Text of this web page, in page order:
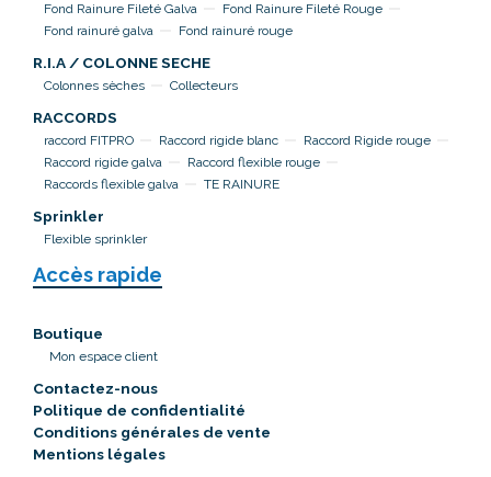
Fond Rainure Fileté Galva
Fond Rainure Fileté Rouge
Fond rainuré galva
Fond rainuré rouge
R.I.A / COLONNE SECHE
Colonnes sèches Collecteurs
RACCORDS
raccord FITPRO Raccord rigide blanc
Raccord Rigide rouge
Raccord rigide galva
Raccord flexible rouge
Raccords flexible galva
TE RAINURE
Sprinkler
Flexible sprinkler
Accès rapide
Boutique
Mon espace client
Contactez-nous
Politique de confidentialité
Conditions générales de vente
Mentions légales